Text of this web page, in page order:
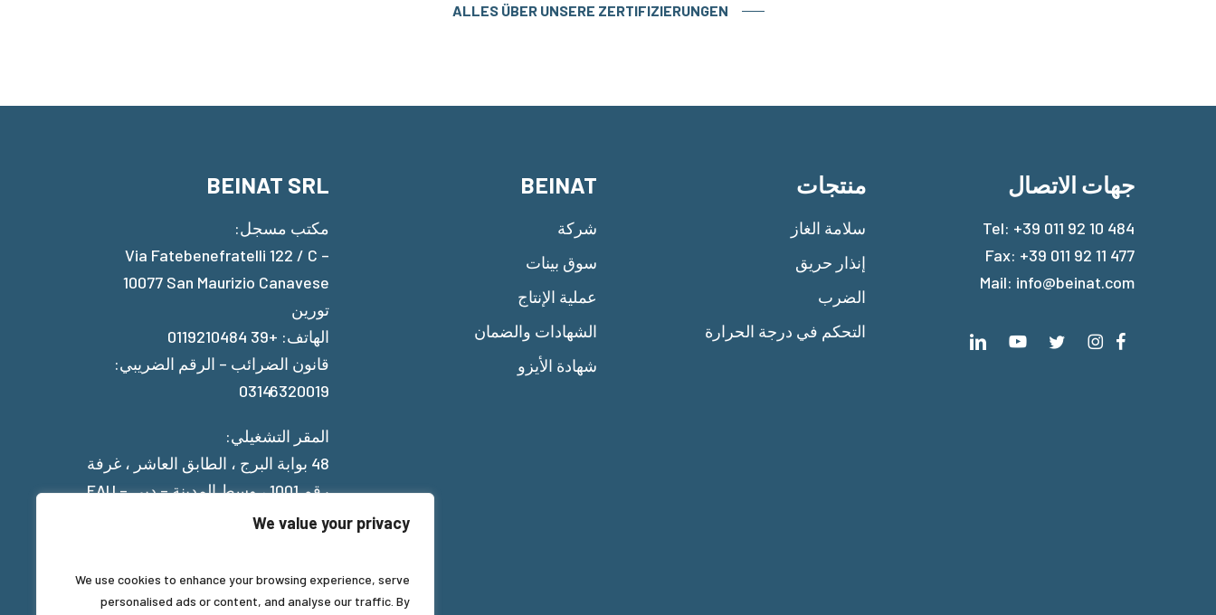
We value your privacy
We use cookies to enhance your browsing experience, serve
personalised ads or content, and analyse our traffic. By
ALLES ÜBER UNSERE ZERTIFIZIERUNGEN
BEINAT SRL
مكتب مسجل:
Via Fatebenefratelli 122 / C –
10077 San Maurizio Canavese
تورين
الهاتف: +39 0119210484
قانون الضرائب – الرقم الضريبي:
03146320019
المقر التشغيلي:
48 بوابة البرج ، الطابق العاشر ، غرفة
رقم 1001 ، وسط المدينة – دبي – EAU
Privacy Policy
BEINAT
شركة
سوق بينات
عملية الإنتاج
الشهادات والضمان
شهادة الأيزو
منتجات
سلامة الغاز
إنذار حريق
الضرب
التحكم في درجة الحرارة
جهات الاتصال
Tel: +39 011 92 10 484
Fax: +39 011 92 11 477
Mail: info@beinat.com